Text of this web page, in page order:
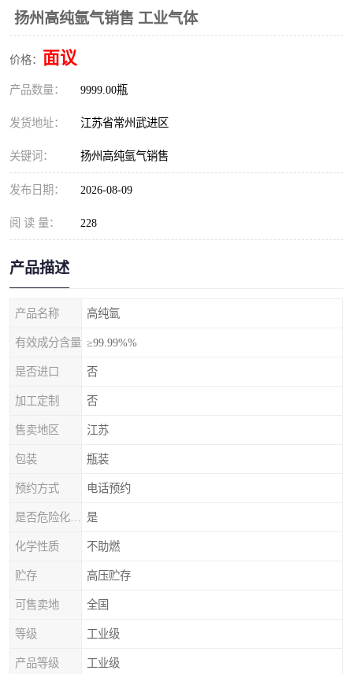
扬州高纯氩气销售 工业气体
价格： 面议
产品数量： 9999.00瓶
发货地址： 江苏省常州武进区
关键词： 扬州高纯氩气销售
发布日期： 2026-08-09
阅 读 量： 228
产品描述
产品名称 高纯氩
有效成分含量 ≥99.99%%
是否进口 否
加工定制 否
售卖地区 江苏
包装 瓶装
预约方式 电话预约
是
化学性质 不助燃
贮存 高压贮存
可售卖地 全国
等级 工业级
产品等级 工业级